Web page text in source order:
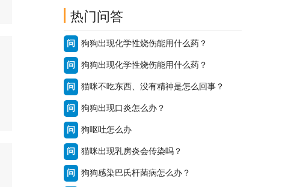
热门问答
问 狗狗出现化学性烧伤能用什么药？
问 狗狗出现化学性烧伤能用什么药？
问 猫咪不吃东西、没有精神是怎么回事？
问 狗狗出现口炎怎么办？
问 狗呕吐怎么办
问 猫咪出现乳房炎会传染吗？
问 狗狗感染巴氏杆菌病怎么办？